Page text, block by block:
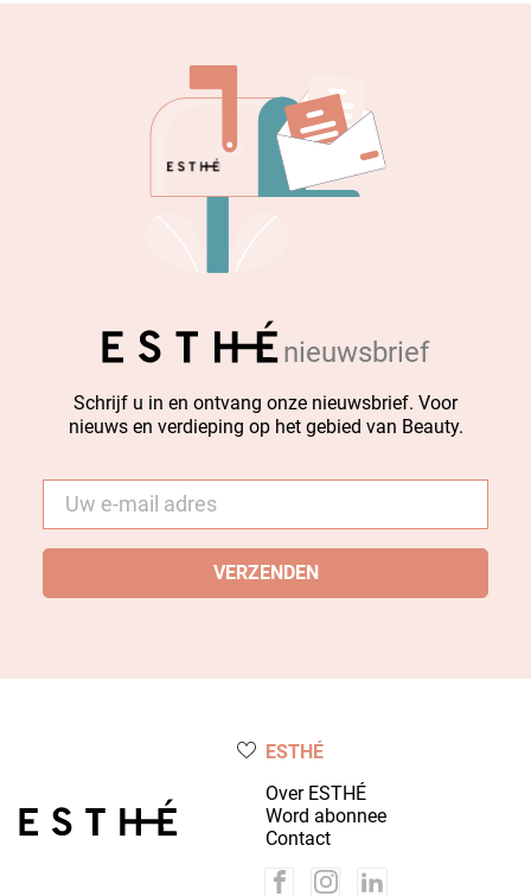
nieuwsbrief
Schrijf u in en ontvang onze nieuwsbrief. Voor
nieuws en verdieping op het gebied van Beauty.
mail *
ESTHÉ
Over ESTHÉ
Word abonnee
Contact